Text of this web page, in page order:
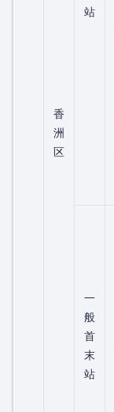
香
洲
区
站
一
般
首
末
站